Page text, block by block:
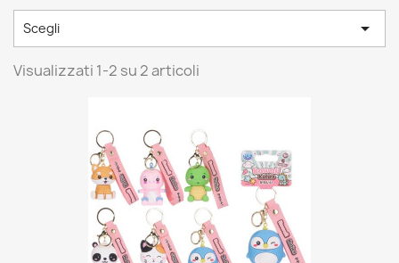
Scegli 
Visualizzati 1-2 su 2 articoli